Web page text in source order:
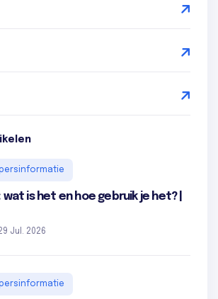
wat is het en hoe gebruik je het? |
Jul. 2026